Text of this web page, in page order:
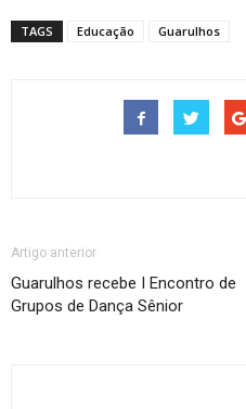
TAGS Educação Guarulhos
Artigo anterior
Guarulhos recebe I Encontro de
Grupos de Dança Sênior